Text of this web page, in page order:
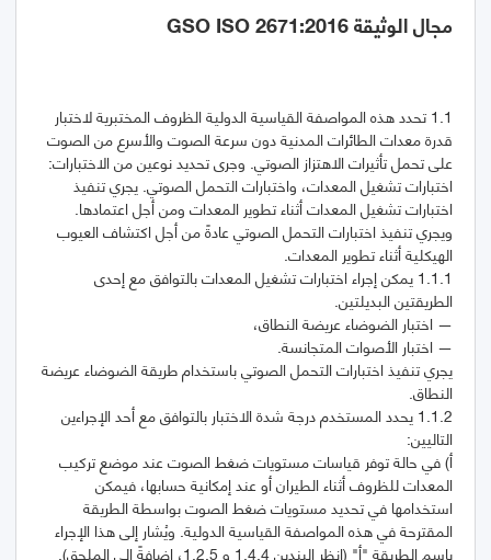
مجال الوثيقة GSO ISO 2671:2016
1.1 تحدد هذه المواصفة القياسية الدولية الظروف المختبرية لاختبار
قدرة معدات الطائرات المدنية دون سرعة الصوت والأسرع من الصوت
على تحمل تأثيرات الاهتزاز الصوتي. وجرى تحديد نوعين من الاختبارات:
اختبارات تشغيل المعدات، واختبارات التحمل الصوتي. يجري تنفيذ
اختبارات تشغيل المعدات أثناء تطوير المعدات ومن أجل اعتمادها.
ويجري تنفيذ اختبارات التحمل الصوتي عادةً من أجل اكتشاف العيوب
1.1.1 يمكن إجراء اختبارات تشغيل المعدات بالتوافق مع إحدى
يجري تنفيذ اختبارات التحمل الصوتي باستخدام طريقة الضوضاء عريضة
1.1.2 يحدد المستخدم درجة شدة الاختبار بالتوافق مع أحد الإجراءين
‌أ) في حالة توفر قياسات مستويات ضغط الصوت عند موضع تركيب
المعدات للظروف أثناء الطيران أو عند إمكانية حسابها، فيمكن
استخدامها في تحديد مستويات ضغط الصوت بواسطة الطريقة
المقترحة في هذه المواصفة القياسية الدولية. ويُشار إلى هذا الإجراء